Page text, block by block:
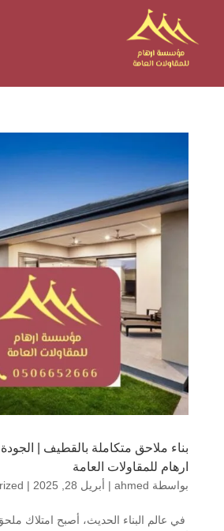
بناء ملاحق متكاملة بالقطيف |
ارهام للمقاولات العامة
بواسطة ahmed
| أبريل 28, 2025 |
في عالم البناء الحديث، أصبح امتلاك